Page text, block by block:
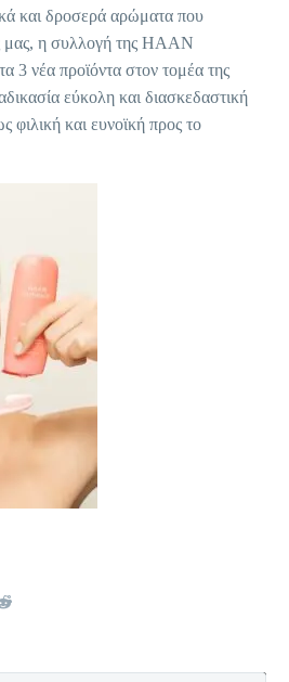
και δροσερά αρώματα που
μας, η συλλογή της HAAN
3 νέα προϊόντα στον τομέα της
εύκολη και διασκεδαστική
φιλική και ευνοϊκή προς το